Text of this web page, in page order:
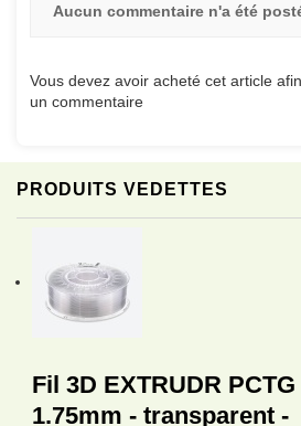
PRODUITS VEDETTES
Fil 3D EXTRUDR PCTG
1.75mm - transparent -
Aucun commentaire n'a été
Vous devez avoir acheté cet article
un commentaire